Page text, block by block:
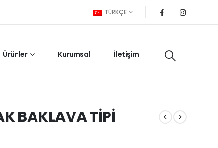
TÜRKÇE
Ürünler Kurumsal İletişim
BAKLAVA TİPİ